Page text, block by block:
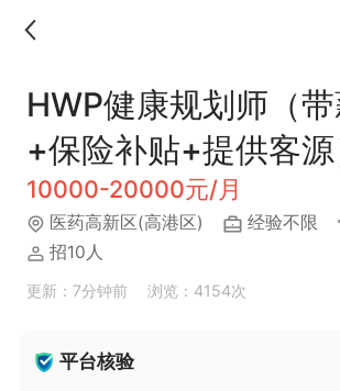
HWP健康规划师（带
+保险补贴+提供客源
10000-20000元/月
医药高新区(高港区) 经验不限
招10人
更新：7分钟前 浏览：4154次
平台核验